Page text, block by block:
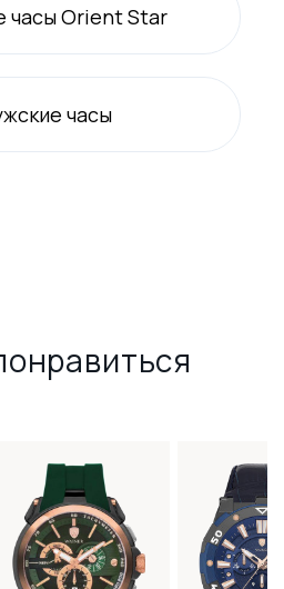
часы Orient Star
часы